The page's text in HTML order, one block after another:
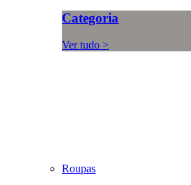
Categoria
Ver tudo >
Roupas